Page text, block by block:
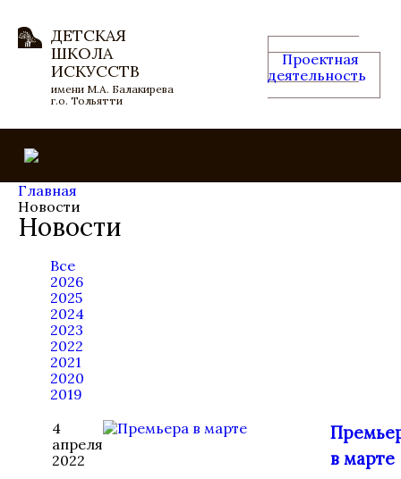
ДЕТСКАЯ
ШКОЛА
ИСКУССТВ
имени М.А. Балакирева
г.о. Тольятти
Проектная
деятельность
Главная
Новости
Новости
Все
2026
2025
2024
2023
2022
2021
2020
2019
4
апреля
2022
в марте